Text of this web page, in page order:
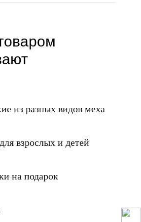
из разных видов меха
взрослых и детей
на подарок